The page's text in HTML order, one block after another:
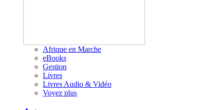
Afrique en Marche
eBooks
Gestion
Livres
Livres Audio & Vidéo
Voyez plus